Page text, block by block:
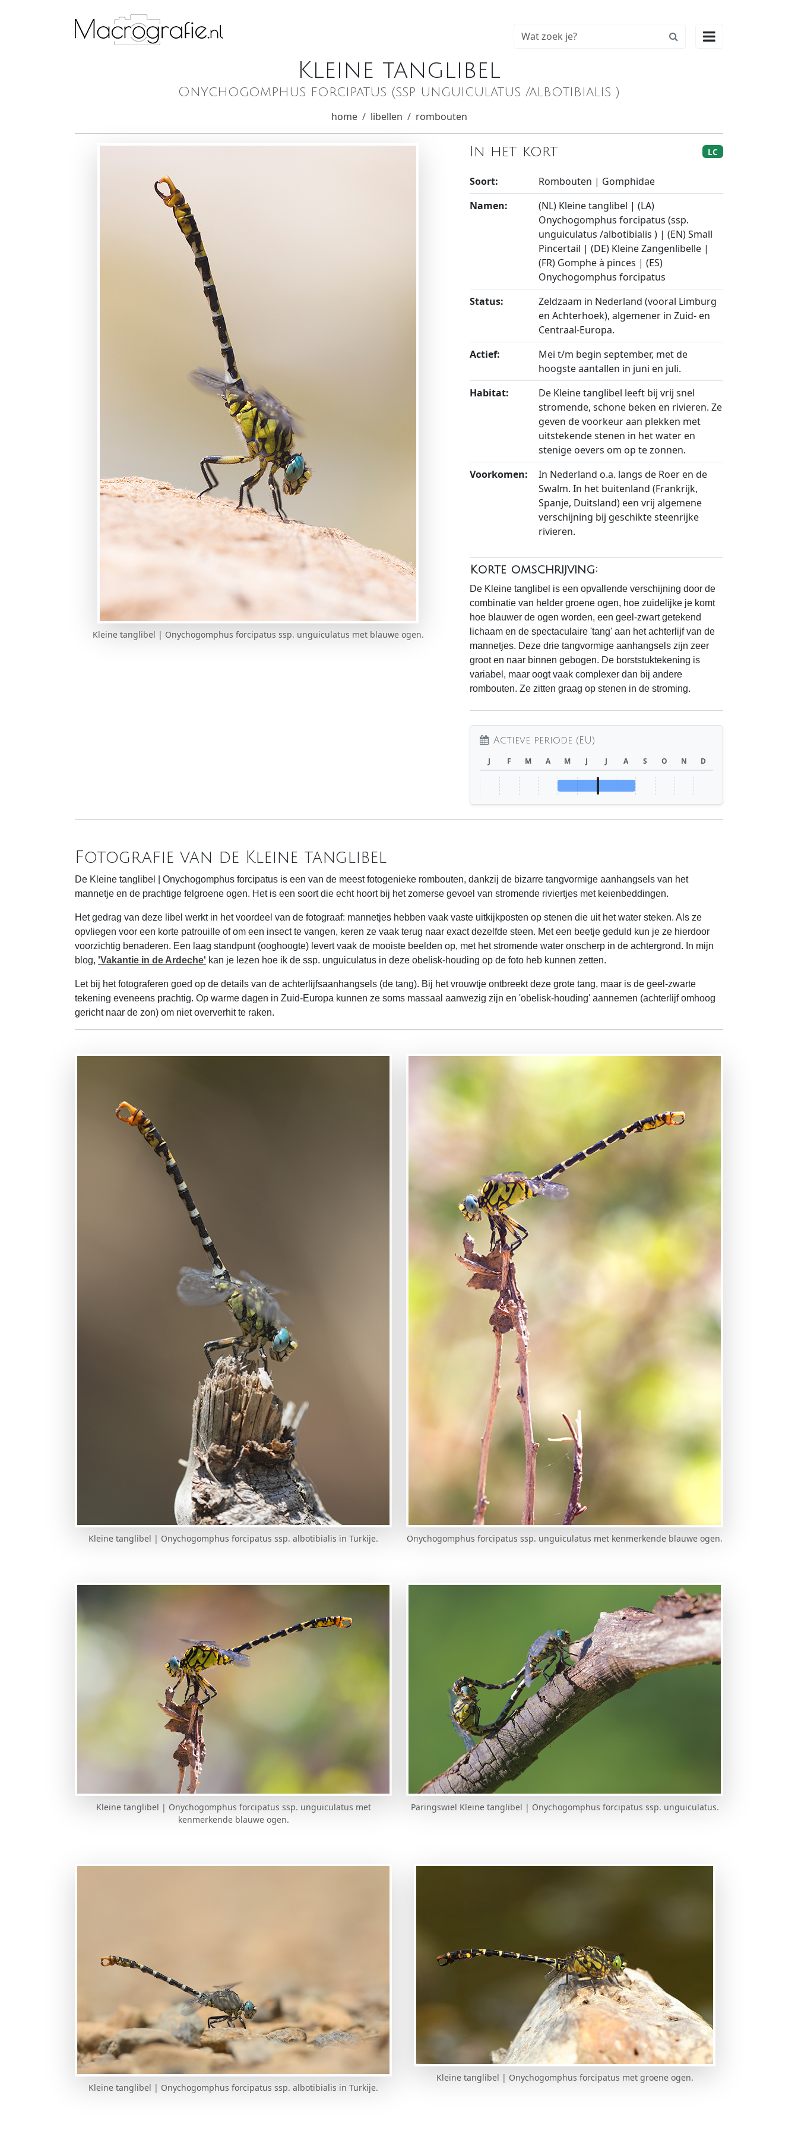

Kleine tanglibel
Onychogomphus forcipatus (ssp. unguiculatus /albotibialis )
home libellen rombouten
Kleine tanglibel | Onychogomphus forcipatus ssp. unguiculatus met blauwe ogen.
In het kort LC
Soort:
Rombouten | Gomphidae
Namen:
(NL) Kleine tanglibel | (LA)
Onychogomphus forcipatus (ssp.
unguiculatus /albotibialis ) | (EN) Small
Pincertail | (DE) Kleine Zangenlibelle |
(FR) Gomphe à pinces | (ES)
Onychogomphus forcipatus
Status:
Zeldzaam in Nederland (vooral Limburg
en Achterhoek), algemener in Zuid- en
Centraal-Europa.
Actief:
Mei t/m begin september, met de
hoogste aantallen in juni en juli.
Habitat:
De Kleine tanglibel leeft bij vrij snel
stromende, schone beken en rivieren. Ze
geven de voorkeur aan plekken met
uitstekende stenen in het water en
stenige oevers om op te zonnen.
Voorkomen:
In Nederland o.a. langs de Roer en de
Swalm. In het buitenland (Frankrijk,
Spanje, Duitsland) een vrij algemene
verschijning bij geschikte steenrijke
rivieren.
Korte omschrijving:
De Kleine tanglibel is een opvallende verschijning door de
combinatie van helder groene ogen, hoe zuidelijke je komt
hoe blauwer de ogen worden, een geel-zwart getekend
lichaam en de spectaculaire 'tang' aan het achterlijf van de
mannetjes. Deze drie tangvormige aanhangsels zijn zeer
groot en naar binnen gebogen. De borststuktekening is
variabel, maar oogt vaak complexer dan bij andere
rombouten. Ze zitten graag op stenen in de stroming.
Actieve periode (EU)
J F M A M J J A S O N D
Fotografie van de Kleine tanglibel
De Kleine tanglibel | Onychogomphus forcipatus is een van de meest fotogenieke rombouten, dankzij de bizarre tangvormige aanhangsels van het
mannetje en de prachtige felgroene ogen. Het is een soort die echt hoort bij het zomerse gevoel van stromende riviertjes met keienbeddingen.
Het gedrag van deze libel werkt in het voordeel van de fotograaf: mannetjes hebben vaak vaste uitkijkposten op stenen die uit het water steken. Als ze
opvliegen voor een korte patrouille of om een insect te vangen, keren ze vaak terug naar exact dezelfde steen. Met een beetje geduld kun je ze hierdoor
voorzichtig benaderen. Een laag standpunt (ooghoogte) levert vaak de mooiste beelden op, met het stromende water onscherp in de achtergrond. In mijn
blog, 'Vakantie in de Ardeche' kan je lezen hoe ik de ssp. unguiculatus in deze obelisk-houding op de foto heb kunnen zetten.
Let bij het fotograferen goed op de details van de achterlijfsaanhangsels (de tang). Bij het vrouwtje ontbreekt deze grote tang, maar is de geel-zwarte
tekening eveneens prachtig. Op warme dagen in Zuid-Europa kunnen ze soms massaal aanwezig zijn en 'obelisk-houding' aannemen (achterlijf omhoog
gericht naar de zon) om niet oververhit te raken.
Kleine tanglibel | Onychogomphus forcipatus ssp. albotibialis in Turkije. Onychogomphus forcipatus ssp. unguiculatus met kenmerkende blauwe ogen.
Kleine tanglibel | Onychogomphus forcipatus ssp. unguiculatus met
kenmerkende blauwe ogen.
Paringswiel Kleine tanglibel | Onychogomphus forcipatus ssp. unguiculatus.
Kleine tanglibel | Onychogomphus forcipatus ssp. albotibialis in Turkije.
Kleine tanglibel | Onychogomphus forcipatus met groene ogen.